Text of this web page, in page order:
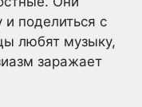
и поделиться с
любят музыку,
заражает